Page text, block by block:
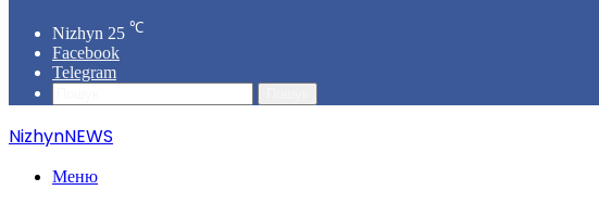
Nizhyn 25 ℃
Facebook
Telegram
NizhynNEWS
Меню